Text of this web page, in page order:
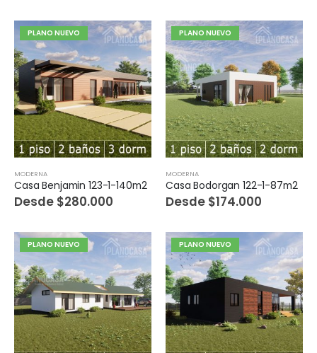
PLANO NUEVO
MODERNA
Casa Benjamin 123-1-140m2
Desde $280.000
PLANO NUEVO
MODERNA
Casa Bodorgan 122-1-87m2
Desde $174.000
PLANO NUEVO PLANO NUEVO